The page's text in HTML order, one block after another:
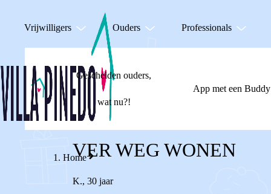
Vrijwilligers Ouders Professionals
Gescheiden ouders,
wat nu?!
App met een Buddy
Home
VER WEG WONEN
K., 30 jaar